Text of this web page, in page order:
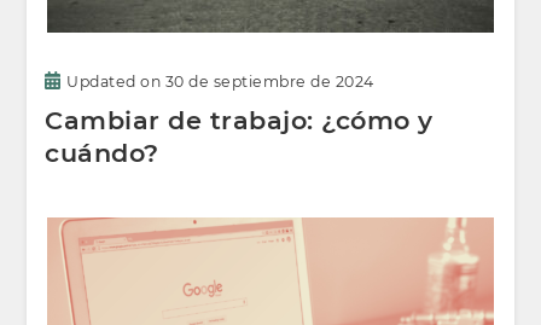
Updated on 30 de septiembre de 2024
Cambiar de trabajo: ¿cómo y
cuándo?